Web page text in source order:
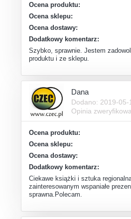
Ocena produktu:
Ocena sklepu:
Ocena dostawy:
Dodatkowy komentarz:
Szybko, sprawnie. Jestem
produktu i ze sklepu.
Dana
Dodano: 2019-05-
Opinia
Ocena produktu:
Ocena sklepu:
Ocena dostawy:
Dodatkowy komentarz:
Ciekawe książki i sztuka
zainteresowanym wspaniałe
sprawna.Polecam.